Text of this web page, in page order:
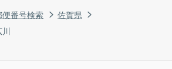
便番号検索
佐賀県